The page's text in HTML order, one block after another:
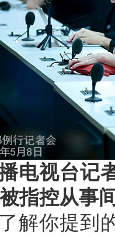
电视台记
指控从事
解你提到